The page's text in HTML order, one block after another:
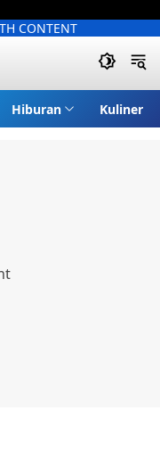
CONTENT
Hiburan Kuliner